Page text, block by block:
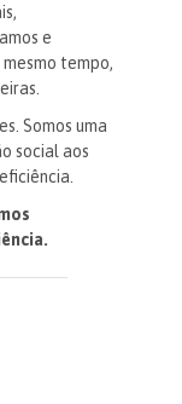
e
tempo,
Somos uma
social aos